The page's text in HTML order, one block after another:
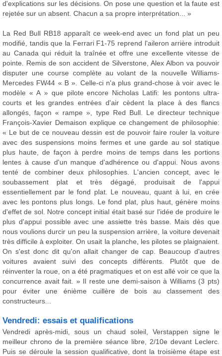
d'explications sur les décisions. On pose une question et la faute est
rejetée sur un absent. Chacun a sa propre interprétation... »
La Red Bull RB18 apparaît ce week-end avec un fond plat un peu
modifié, tandis que la Ferrari F1-75 reprend l'aileron arrière introduit
au Canada qui réduit la traînée et offre une excellente vitesse de
pointe. Remis de son accident de Silverstone, Alex Albon va pouvoir
disputer une course complète au volant de la nouvelle Williams-
Mercedes FW44 « B ». Celle-ci n'a plus grand-chose à voir avec le
modèle « A » que pilote encore Nicholas Latifi: les pontons ultra-
courts et les grandes entrées d'air cèdent la place à des flancs
allongés, façon « rampe », type Red Bull. Le directeur technique
François-Xavier Demaison explique ce changement de philosophie:
« Le but de ce nouveau dessin est de pouvoir faire rouler la voiture
avec des suspensions moins fermes et une garde au sol statique
plus haute, de façon à perdre moins de temps dans les portions
lentes à cause d'un manque d'adhérence ou d'appui. Nous avons
tenté de combiner deux philosophies. L'ancien concept, avec le
soubassement plat et très dégagé, produisait de l'appui
essentiellement par le fond plat. Le nouveau, quant à lui, en crée
avec les pontons plus longs. Le fond plat, plus haut, génère moins
d'effet de sol. Notre concept initial était basé sur l'idée de produire le
plus d'appui possible avec une assiette très basse. Mais dès que
nous voulions durcir un peu la suspension arrière, la voiture devenait
très difficile à exploiter. On usait la planche, les pilotes se plaignaient.
On s'est donc dit qu'on allait changer de cap. Beaucoup d'autres
voitures avaient suivi des concepts différents. Plutôt que de
réinventer la roue, on a été pragmatiques et on est allé voir ce que la
concurrence avait fait. » Il reste une demi-saison à Williams (3 pts)
pour éviter une énième cuillère de bois au classement des
constructeurs...
Vendredi: essais et qualifications
Vendredi après-midi, sous un chaud soleil, Verstappen signe le
meilleur chrono de la première séance libre, 2/10e devant Leclerc.
Puis se déroule la session qualificative, dont la troisième étape est